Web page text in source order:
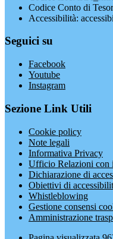
Codice Conto di
Accessibilità:
Seguici su
Facebook
Youtube
Instagram
Sezione Link Utili
Cookie policy
Note legali
Informativa Privacy
Ufficio Relazioni con
Dichiarazione di
Obiettivi di
Whistleblowing
Gestione consensi
Amministrazione